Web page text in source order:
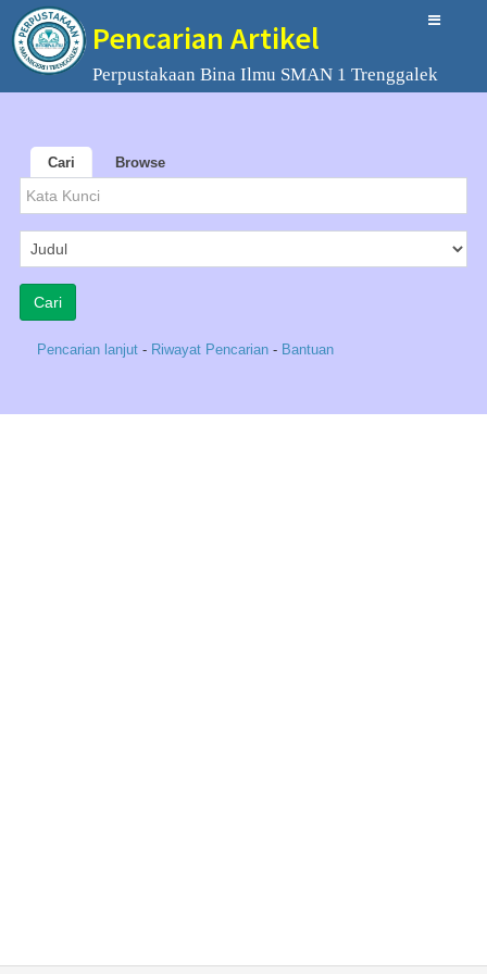
Pencarian Artikel
Perpustakaan Bina Ilmu SMAN 1 Trenggalek
Cari Browse
Pencarian lanjut - Riwayat Pencarian - Bantuan